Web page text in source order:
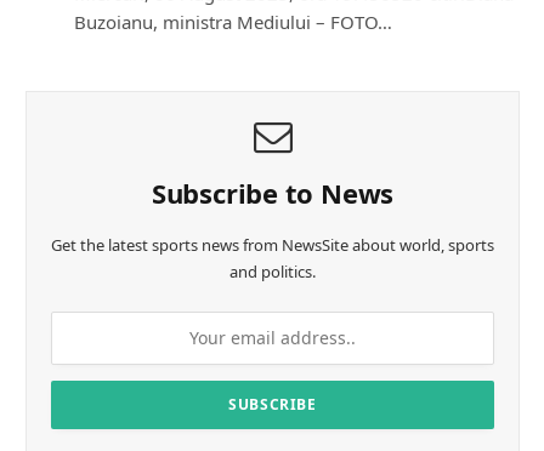
Buzoianu, ministra Mediului – FOTO…
Subscribe to News
Get the latest sports news from NewsSite about world, sports
and politics.